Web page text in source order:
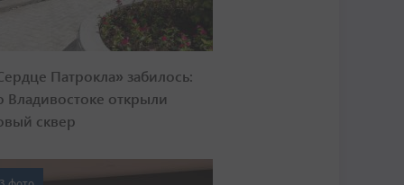
Патрокла» забилось:
Владивостоке открыли
сквер